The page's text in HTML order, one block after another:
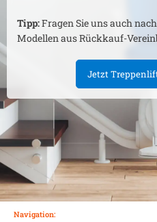
Tipp:Fragen Sie uns auch
Modellen aus Rückkauf-
Jetzt
Navigation: